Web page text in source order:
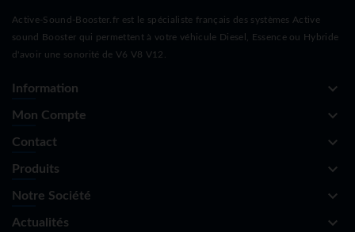
Active-Sound-Booster.fr est le spécialiste français des systèmes Active
sound Booster qui permettent à votre véhicule Diesel, Essence ou Hybride
d'avoir une sonorité de V6 V8 V12.
Information keyboard_arrow_down
Mon Compte keyboard_arrow_down
Contact keyboard_arrow_down
Produits keyboard_arrow_down
Notre Société keyboard_arrow_down
Actualités keyboard_arrow_down